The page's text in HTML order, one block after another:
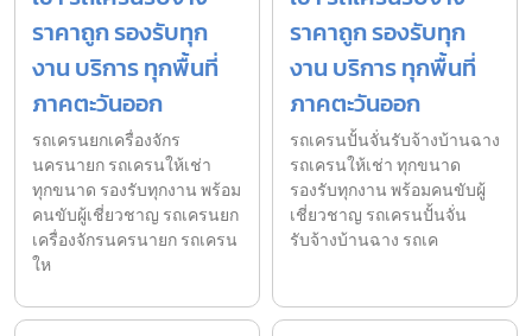
ราคาถูก รองรับทุก
งาน บริการ ทุกพื้นที่
ภาคตะวันออก
รถเครนยกเครื่องจักร
นครนายก รถเครนให้เช่า
ทุกขนาด รองรับทุกงาน พร้อม
คนขับผู้เชี่ยวชาญ รถเครนยก
เครื่องจักรนครนายก รถเครน
ให
ราคาถูก รองรับทุก
งาน บริการ ทุกพื้นที่
ภาคตะวันออก
รถเครนปั้นจั่นรับจ้างบ้านฉาง
รถเครนให้เช่า ทุกขนาด
รองรับทุกงาน พร้อมคนขับผู้
เชี่ยวชาญ รถเครนปั้นจั่น
รับจ้างบ้านฉาง รถเค